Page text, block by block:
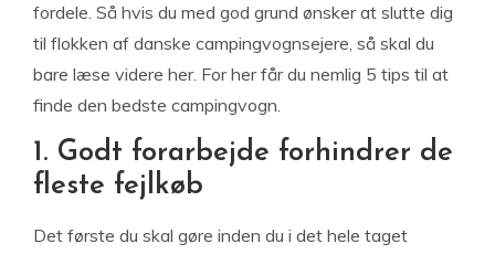
fordele. Så hvis du med god grund ønsker at slutte dig
til flokken af danske campingvognsejere, så skal du
bare læse videre her. For her får du nemlig 5 tips til at
finde den bedste campingvogn.
1. Godt forarbejde forhindrer de
fleste fejlkøb
Det første du skal gøre inden du i det hele taget